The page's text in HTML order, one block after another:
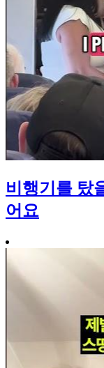
비행기를 탔
어요